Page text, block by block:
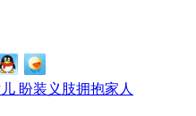
盼装义肢拥抱家人